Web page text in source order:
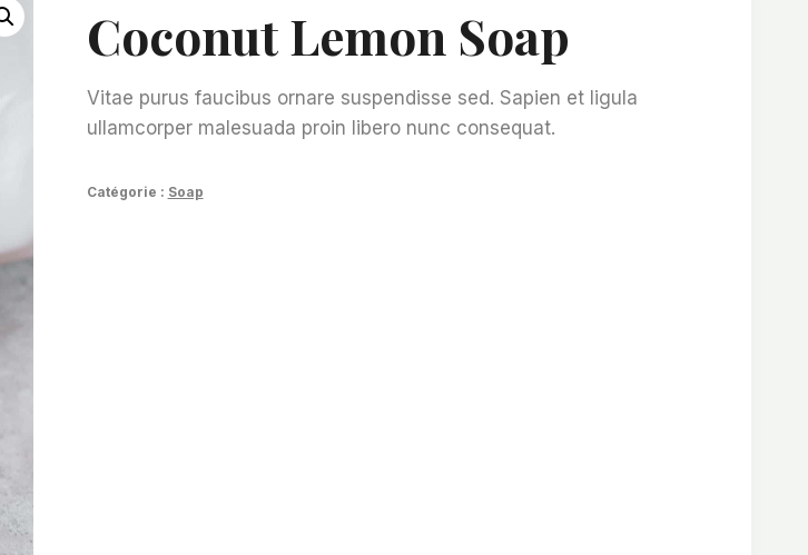
Coconut Lemon Soap
Vitae purus faucibus ornare suspendisse sed. Sapien et ligula
ullamcorper malesuada proin libero nunc consequat.
Catégorie : Soap